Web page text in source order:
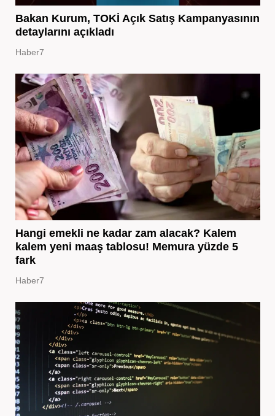
Bakan Kurum, TOKİ Açık Satış Kampanyasının
detaylarını açıkladı
Haber7
Hangi emekli ne kadar zam alacak? Kalem
kalem yeni maaş tablosu! Memura yüzde 5
fark
Haber7